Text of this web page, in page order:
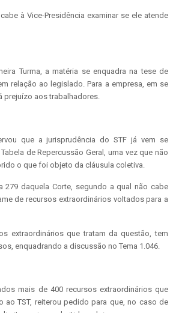
à Vice-Presidência examinar se ele atende
Turma, a matéria se enquadra na tese de
relação ao legislado. Para a empresa, em se
prejuízo aos trabalhadores.
que a jurisprudência do STF já vem se
de Repercussão Geral, uma vez que não
o que foi objeto da cláusula coletiva.
daquela Corte, segundo a qual não cabe
de recursos extraordinários voltados para a
extraordinários que tratam da questão, tem
enquadrando a discussão no Tema 1.046.
mais de 400 recursos extraordinários que
ao TST, reiterou pedido para que, no caso de